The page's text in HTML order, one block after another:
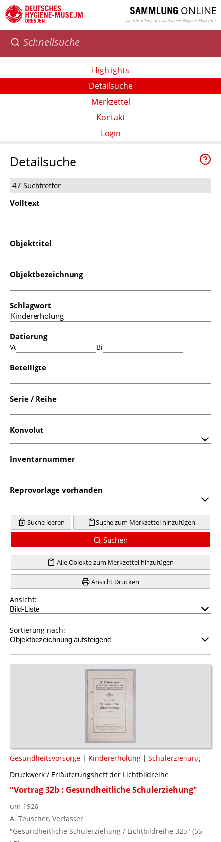
SAMMLUNG ONLINE
Die Sammlung des Deutschen Hygiene-Museums
Highlights
Detailsuche
Merkzettel
Kontakt
Login
Detailsuche
47 Suchtreffer
Volltext
Objekttitel
Objektbezeichnung
Schlagwort
Datierung
Von: Bis:
Beteiligte
Serie / Reihe
Konvolut
Inventarnummer
Reprovorlage vorhanden
Suche leeren Suche zum Merkzettel hinzufügen
Suchen
Alle Objekte zum Merkzettel hinzufügen
Ansicht Drucken
Ansicht:
Sortierung nach:
Gesundheitsvorsorge | Kindererholung | Schulerziehung
Druckwerk / Erläuterungsheft der Lichtbildreihe
"Vortrag 32b : Gesundheitliche Schulerziehung"
um 1928
A. Teuscher, Verfasser
"Gesundheitliche Schulerziehung / Lichtbildreihe 32b" (55